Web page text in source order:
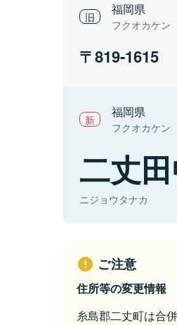
福岡県
フクオカケン
819-1615
福岡県
フクオカケン
二丈
ニジョウタナカ
ご注意
住所等の変更情報
糸島郡二丈町は合